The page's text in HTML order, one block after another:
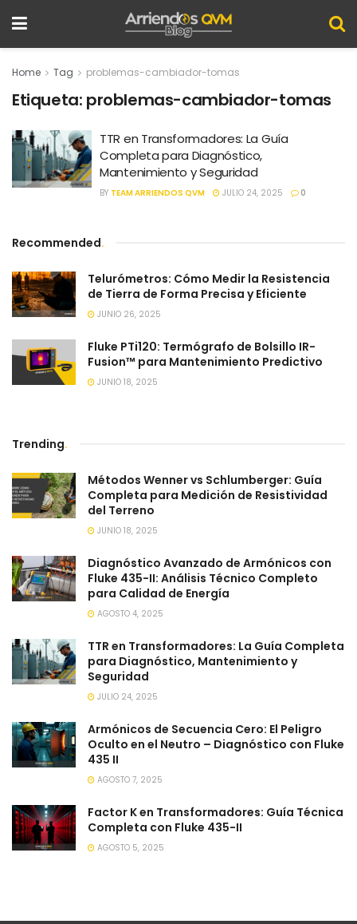
Home Tag problemas-cambiador-tomas
Etiqueta: problemas-cambiador-tomas
TTR en Transformadores: La Guía
Completa para Diagnóstico,
Mantenimiento y Seguridad
BY TEAM ARRIENDOS QVM JULIO 24, 2025 0
Recommended.
Telurómetros: Cómo Medir la Resistencia
de Tierra de Forma Precisa y Eficiente
JUNIO 26, 2025
Fluke PTi120: Termógrafo de Bolsillo IR-
Fusion™ para Mantenimiento Predictivo
JUNIO 18, 2025
Trending.
Métodos Wenner vs Schlumberger: Guía
Completa para Medición de Resistividad
del Terreno
JUNIO 18, 2025
Diagnóstico Avanzado de Armónicos con
Fluke 435-II: Análisis Técnico Completo
para Calidad de Energía
AGOSTO 4, 2025
TTR en Transformadores: La Guía Completa
para Diagnóstico, Mantenimiento y
Seguridad
JULIO 24, 2025
Armónicos de Secuencia Cero: El Peligro
Oculto en el Neutro – Diagnóstico con Fluke
435 II
AGOSTO 7, 2025
Factor K en Transformadores: Guía Técnica
Completa con Fluke 435-II
AGOSTO 5, 2025